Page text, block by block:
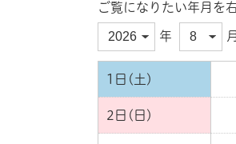
ご覧になりたい年月を
年 月
1日(土)
2日(日)